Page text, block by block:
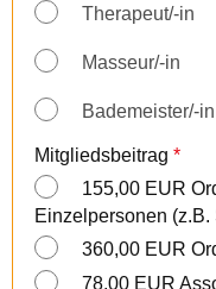
Therapeut/-in
Masseur/-in
Bademeister/-in
Mitgliedsbeitrag *
155,00 EUR
Einzelpersonen
360,00 EUR
78,00 EUR